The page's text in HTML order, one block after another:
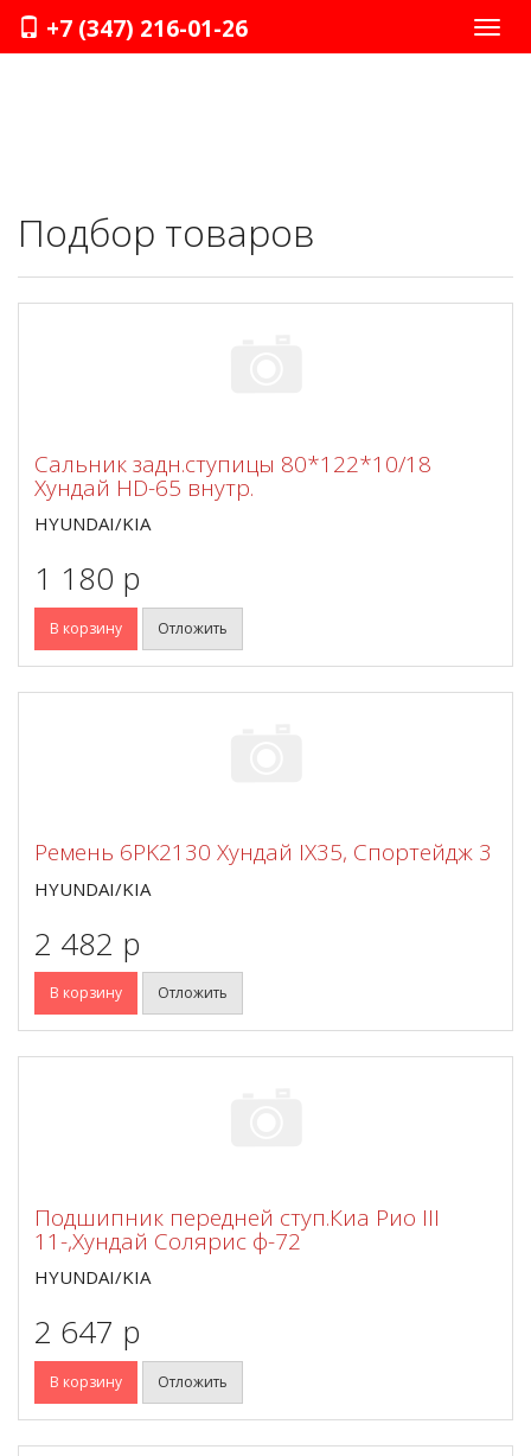
+7 (347) 216-01-26
Подбор товаров
Сальник задн.ступицы 80*122*10/18
Хундай HD-65 внутр.
HYUNDAI/KIA
1 180 p
В корзину Отложить
Ремень 6PK2130 Хундай IX35, Спортейдж 3
HYUNDAI/KIA
2 482 p
В корзину Отложить
Подшипник передней ступ.Киа Рио III
11-,Хундай Солярис ф-72
HYUNDAI/KIA
2 647 p
В корзину Отложить